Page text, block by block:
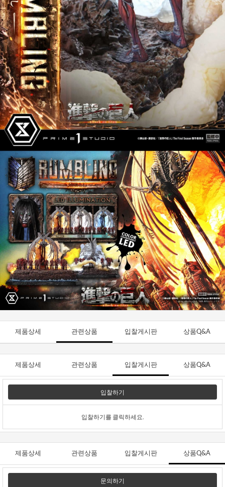
제품상세 관련상품 입찰게시판 상품Q&A
제품상세 관련상품 입찰게시판 상품Q&A
입찰하기
입찰하기를 클릭하세요.
제품상세 관련상품 입찰게시판 상품Q&A
문의하기